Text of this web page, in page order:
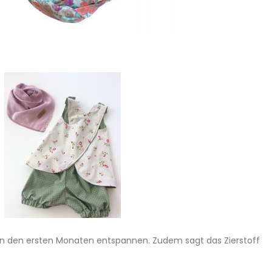
den ersten Monaten entspannen. Zudem sagt das Zierstoff